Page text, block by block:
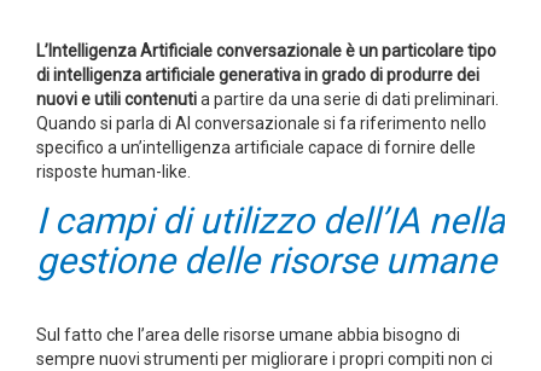
L’Intelligenza Artificiale conversazionale è un particolare tipo
di intelligenza artificiale generativa in grado di produrre dei
nuovi e utili contenutia partire da una serie di dati preliminari.
Quando si parla di AI conversazionale si fa riferimento nello
specifico a un’intelligenza artificiale capace di fornire delle
risposte human-like.
I campi di utilizzo dell’IA nella
gestione delle risorse umane
Sul fatto che l’area delle risorse umane abbia bisogno di
sempre nuovi strumenti per migliorare i propri compiti non ci